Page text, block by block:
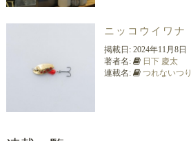
ニッコウイワナ
掲載日: 2024年11月8日
著者名:
日下 慶太
連載名:
つれないつり